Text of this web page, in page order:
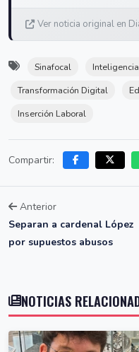
Ver noticia original en
Sinafocal
Transformación Digital
Inserción Laboral
Compartir:
Anterior
Separan a cardenal López
por supuestos abusos
NOTICIAS